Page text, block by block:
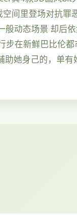
间里登场对抗
般动态场景 却后
步在新鲜巴比伦
她身己的，单有